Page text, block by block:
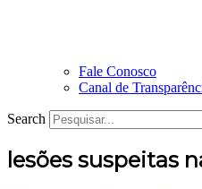
Fale Conosco
Canal de
Search
lesões suspeitas